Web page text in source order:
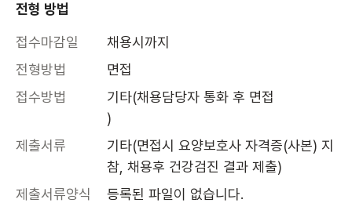
전형 방법
접수마감일
채용시까지
전형방법
면접
접수방법
기타(채용담당자 통화 후 면접
)
제출서류
기타(면접시 요양보호사 자격증(사본) 지
참, 채용후 건강검진 결과 제출)
제출서류양식
등록된 파일이 없습니다.